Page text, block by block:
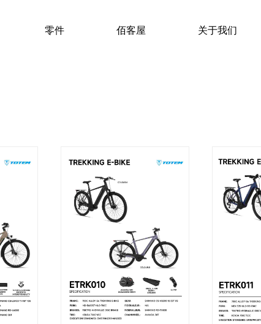
零件 佰客屋 关于我们